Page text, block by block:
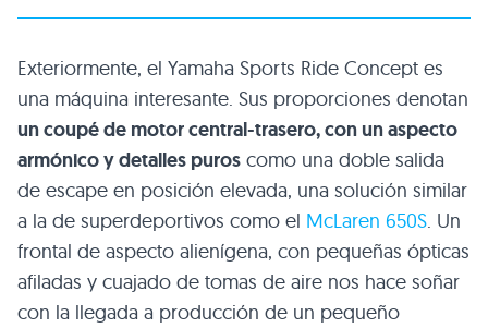
Exteriormente, el Yamaha Sports Ride Concept es
una máquina interesante. Sus proporciones denotan
un coupé de motor central-trasero, con un aspecto
armónico y detalles puros como una doble salida
de escape en posición elevada, una solución similar
a la de superdeportivos como el McLaren 650S. Un
frontal de aspecto alienígena, con pequeñas ópticas
afiladas y cuajado de tomas de aire nos hace soñar
con la llegada a producción de un pequeño